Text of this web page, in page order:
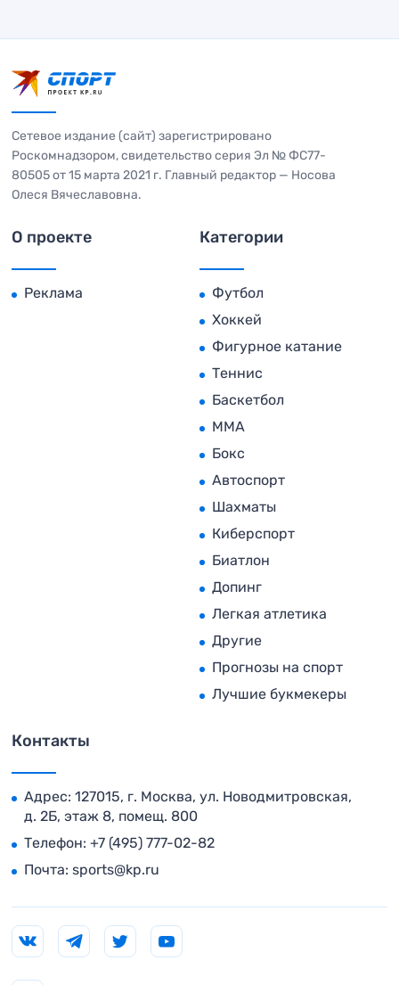
Сетевое издание (сайт) зарегистрировано
Роскомнадзором, свидетельство серия Эл № ФС77-
80505 от 15 марта 2021 г. Главный редактор — Носова
Олеся Вячеславовна.
О проекте
Реклама
Категории
Футбол
Хоккей
Фигурное катание
Теннис
Баскетбол
MMA
Бокс
Автоспорт
Шахматы
Киберспорт
Биатлон
Допинг
Легкая атлетика
Другие
Прогнозы на спорт
Лучшие букмекеры
Контакты
Адрес: 127015, г. Москва, ул. Новодмитровская,
д. 2Б, этаж 8, помещ. 800
Телефон: +7 (495) 777-02-82
Почта: sports@kp.ru